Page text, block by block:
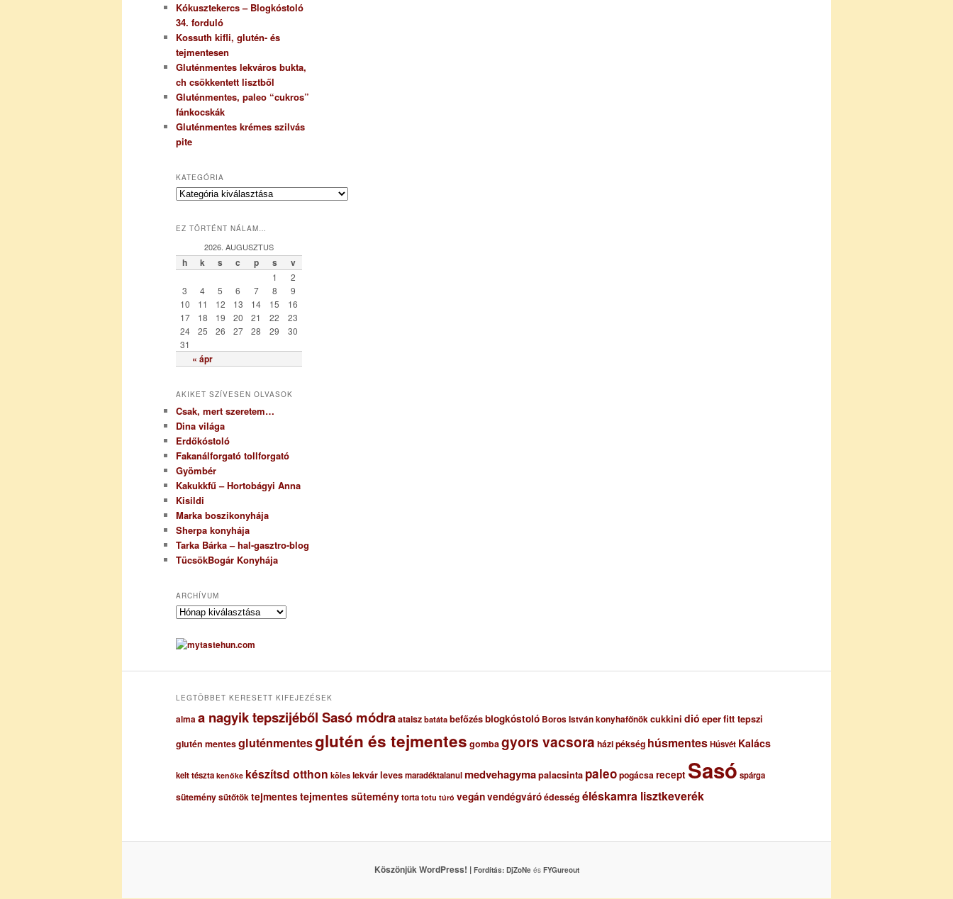
Kókusztekercs – Blogkóstoló
34. forduló
Kossuth kifli, glutén- és
tejmentesen
Gluténmentes lekváros bukta,
ch csökkentett lisztből
Gluténmentes, paleo “cukros”
fánkocskák
Gluténmentes krémes szilvás
pite
KATEGÓRIA
K
e
r
EZ TÖRTÉNT NÁLAM…
2026. AUGUSZTUS
h k s c p s v
« ápr
1
2
3
4 5 6 7 8
9
10
11 12 13 14 15
16
17
18 19 20 21 22
23
24
25 26 27 28 29
30
31
AKIKET SZÍVESEN OLVASOK
Csak, mert szeretem…
Dina világa
Erdőkóstoló
Fakanálforgató tollforgató
Gyömbér
Kakukkfű – Hortobágyi Anna
Kisildi
Marka boszikonyhája
Sherpa konyhája
Tarka Bárka – hal-gasztro-blog
TücsökBogár Konyhája
ARCHÍVUM
A
c
h
uLEGTÖBBET KERESETT KIFEJEZÉSEK
almaa nagyik tepszijéből Sasó módraataisz batáta befőzésblogkóstoló Boros István konyhafőnökcukkini dió eperfitt tepszi
glutén mentesgluténmentesglutén és tejmentes gombagyors vacsora házi pékség húsmentesHúsvét Kalács
kelt tészta kenőke készítsd otthon köles lekvárlevesmaradéktalanulmedvehagymapalacsinta paleopogácsarecept Sasó spárga
süteménysütőtöktejmentestejmentes süteménytorta totu túró vegánvendégváróédesség éléskamra lisztkeverék
Köszönjük WordPress! | Fordítás: DjZoNeés FYGureout